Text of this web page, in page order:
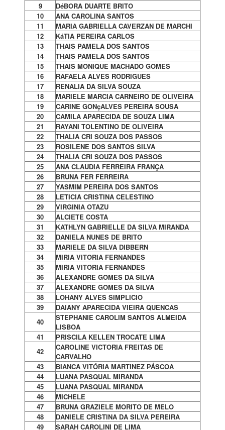
9
DéBORA DUARTE BRITO
10
ANA CAROLINA SANTOS
11
MARIA GABRIELLA CAVERZAN DE MARCHI
12
KáTIA PEREIRA CARLOS
13
THAIS PAMELA DOS SANTOS
14
THAIS PAMELA DOS SANTOS
15
THAIS MONIQUE MACHADO GOMES
16
RAFAELA ALVES RODRIGUES
17
RENALIA DA SILVA SOUZA
18
MARIELE MARCIA CARNEIRO DE OLIVEIRA
19
CARINE GONçALVES PEREIRA SOUSA
20
CAMILA APARECIDA DE SOUZA LIMA
21
RAYANI TOLENTINO DE OLIVEIRA
22
THALIA CRI SOUZA DOS PASSOS
23
ROSILENE DOS SANTOS SILVA
24
THALIA CRI SOUZA DOS PASSOS
25
ANA CLAUDIA FERREIRA FRANÇA
26
BRUNA FER FERREIRA
27
YASMIM PEREIRA DOS SANTOS
28
LETICIA CRISTINA CELESTINO
29
VIRGINIA OTAZU
30
ALCIETE COSTA
31
KATHLYN GABRIELLE DA SILVA MIRANDA
32
DANIELA NUNES DE BRITO
33
MARIELE DA SILVA DIBBERN
34
MIRIA VITORIA FERNANDES
35
MIRIA VITORIA FERNANDES
36
ALEXANDRE GOMES DA SILVA
37
ALEXANDRE GOMES DA SILVA
38
LOHANY ALVES SIMPLICIO
39
DAIANY APARECIDA VIEIRA QUENCAS
40
STEPHANIE CAROLIM SANTOS ALMEIDA
LISBOA
41
PRISCILA KELLEN TROCATE LIMA
42
CAROLINE VICTORIA FREITAS DE
CARVALHO
43
BIANCA VITÓRIA MARTINEZ PÁSCOA
44
LUANA PASQUAL MIRANDA
45
LUANA PASQUAL MIRANDA
46
MICHELE
47
BRUNA GRAZIELE MORITO DE MELO
48
DANIELE CRISTINA DA SILVA PEREIRA
49
SARAH CAROLINI DE LIMA